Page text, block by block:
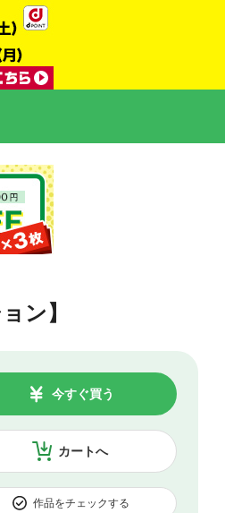
ン】
カートへ
今すぐ買う
作品をチェックする